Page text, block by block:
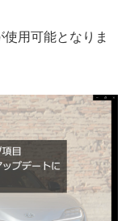
用可能となりま